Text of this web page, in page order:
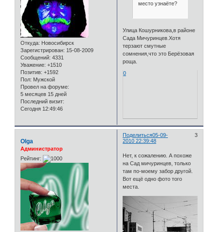
Откуда: Новосибирск
Зарегистрирован: 15-08-2009
Сообщений: 4331
Уважение: +1510
Позитив: +1592
Пол: Мужской
Провел на форуме:
5 месяцев 15 дней
Последний визит:
Сегодня 12:49:46
место узнаёте?
Улица Кошурникова,в районе
Сада Мичуринцев.Хотя
терзают смутные
сомнения,что это Берёзовая
роща.
0
Поделиться 3
05-09-
2010 22:39:48
Olga
Администратор
Рейтинг:
Нет, к сожалению. А похоже
на Сад мичуринцев, только
там по-моему забор другой.
Вот ещё одно фото того
места.